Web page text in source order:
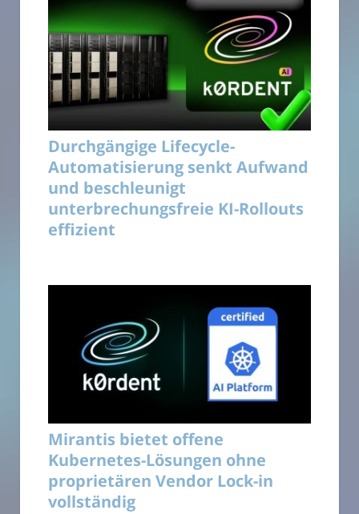
Durchgängige Lifecycle-
Automatisierung senkt Aufwand
und beschleunigt
unterbrechungsfreie KI-Rollouts
effizient
Mirantis bietet offene
Kubernetes-Lösungen ohne
proprietären Vendor Lock-in
vollständig